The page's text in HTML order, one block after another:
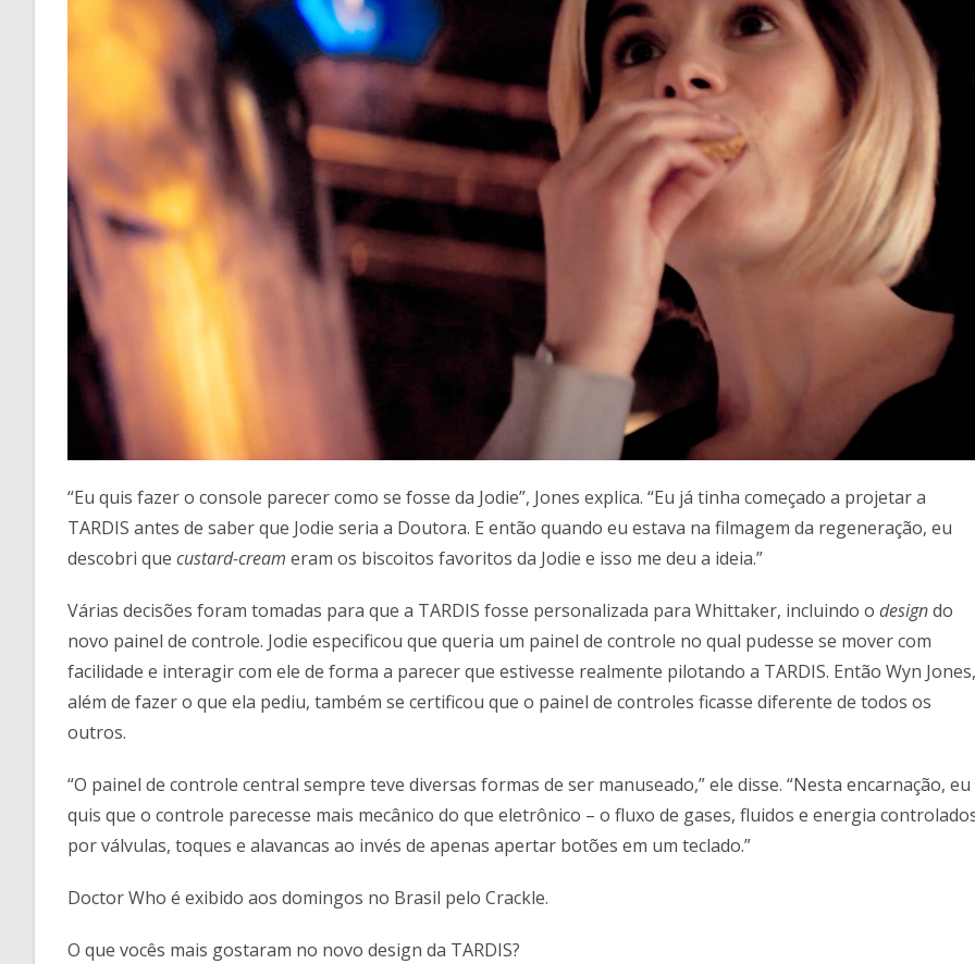
“Eu quis fazer o console parecer como se fosse da Jodie”, Jones explica. “Eu já tinha começado a projetar a
TARDIS antes de saber que Jodie seria a Doutora. E então quando eu estava na filmagem da regeneração, eu
descobri que custard-cream eram os biscoitos favoritos da Jodie e isso me deu a ideia.”
Várias decisões foram tomadas para que a TARDIS fosse personalizada para Whittaker, incluindo o designdo
novo painel de controle. Jodie especificou que queria um painel de controle no qual pudesse se mover com
facilidade e interagir com ele de forma a parecer que estivesse realmente pilotando a TARDIS. Então Wyn Jones,
além de fazer o que ela pediu, também se certificou que o painel de controles ficasse diferente de todos os
outros.
“O painel de controle central sempre teve diversas formas de ser manuseado,” ele disse. “Nesta encarnação, eu
quis que o controle parecesse mais mecânico do que eletrônico – o fluxo de gases, fluidos e energia
por válvulas, toques e alavancas ao invés de apenas apertar botões em um teclado.”
Doctor Who é exibido aos domingos no Brasil pelo Crackle.
O que vocês mais gostaram no novo design da TARDIS?